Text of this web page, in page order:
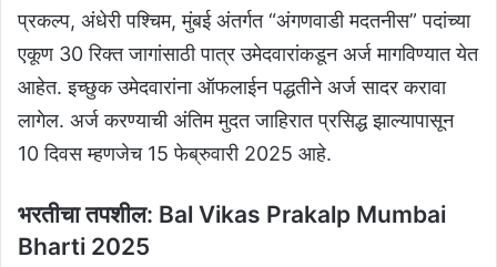
प्रकल्प, अंधेरी पश्चिम, मुंबई अंतर्गत “अंगणवाडी मदतनीस” पदांच्या
एकूण 30 रिक्त जागांसाठी पात्र उमेदवारांकडून अर्ज मागविण्यात येत
आहेत. इच्छुक उमेदवारांना ऑफलाईन पद्धतीने अर्ज सादर करावा
लागेल. अर्ज करण्याची अंतिम मुदत जाहिरात प्रसिद्ध झाल्यापासून
10 दिवस म्हणजेच 15 फेब्रुवारी 2025 आहे.
भरतीचा तपशील: Bal Vikas Prakalp Mumbai
Bharti 2025